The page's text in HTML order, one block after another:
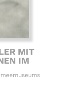
MIT
IM